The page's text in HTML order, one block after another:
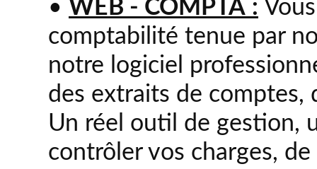
• WEB - COMPTA :
comptabilité tenue par
notre logiciel
des extraits de comptes,
Un réel outil de gestion,
contrôler vos charges,